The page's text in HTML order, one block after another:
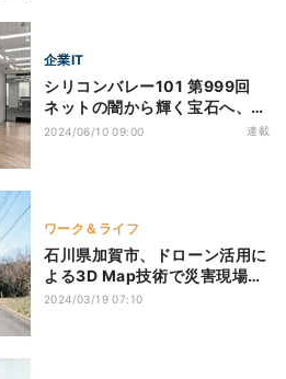
企業IT
シリコンバレー101 第999回
ネットの闇から輝く宝石へ、生
成AI時代の寵児になった「米国
2024/06/10 09:00 連載
ワーク＆ライフ
石川県加賀市、ドローン活用に
よる3D Map技術で災害現場の
地形データ分析実施
2024/03/19 07:10